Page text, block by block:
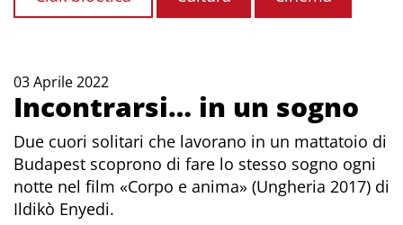
03 Aprile 2022
Incontrarsi… in un sogno
Due cuori solitari che lavorano in un mattatoio di
Budapest scoprono di fare lo stesso sogno ogni
notte nel film «Corpo e anima» (Ungheria 2017) di
Ildikò Enyedi.